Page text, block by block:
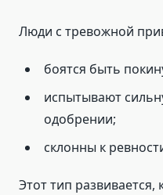
Люди с тревожной
боятся быть
испытывают
одобрении;
склонны к
Этот тип